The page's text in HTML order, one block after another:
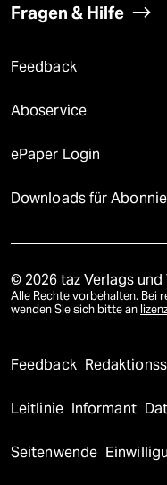
Fragen & Hilfe
Feedback
Aboservice
ePaper Login
Downloads für
© 2026 taz Verlags und
Alle Rechte vorbehalten. Bei
wenden Sie sich bitte an
Feedback
Leitlinie Informant
Seitenwende